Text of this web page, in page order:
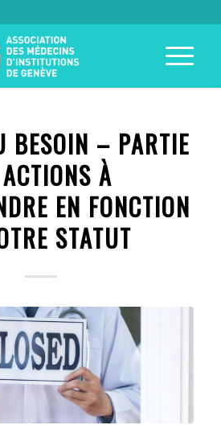
BESOIN – PARTIE
À
EN FONCTION
STATUT